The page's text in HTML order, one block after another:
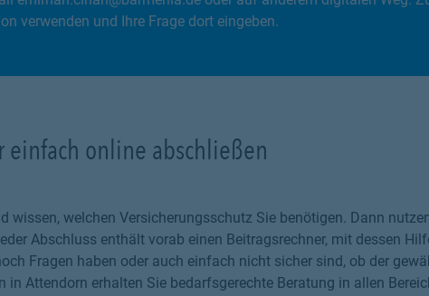
verwenden und Ihre Frage dort eingeben.
einfach online abschließen
wissen, welchen Versicherungsschutz Sie benötigen. Dann
Abschluss enthält vorab einen Beitragsrechner, mit dessen
Fragen haben oder auch einfach nicht sicher sind, ob der
in Attendorn erhalten Sie bedarfsgerechte Beratung in allen